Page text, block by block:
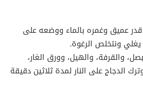
عميق وغمره بالماء ووضعه على
ونتخلص الرغوة.
والقرفة، والهيل، وورق الغار،
الدجاج على النار لمدة ثلاثين دقيقة